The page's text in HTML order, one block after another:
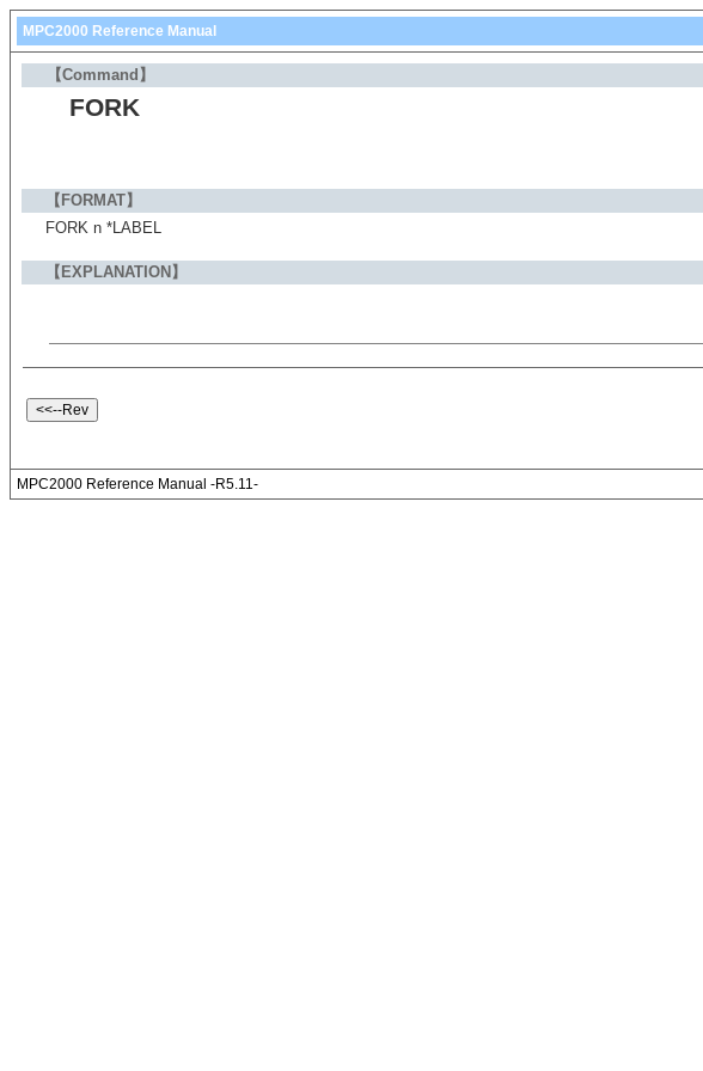
MPC2000 Reference Manual
【Command】
FORK
【FORMAT】
FORK n *LABEL
【EXPLANATION】
MPC2000 Reference Manual -R5.11-